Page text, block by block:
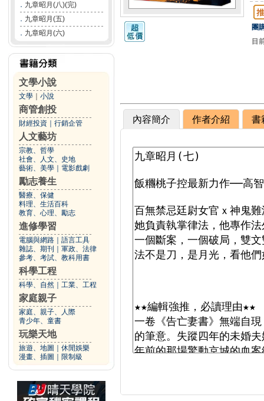
． 九章昭月(八)(完)
． 九章昭月(五)
． 九章昭月(六)
文學小說
文學 小說
商管創投
財經投資 行銷企管
人文藝坊
宗教、哲學
社會、人文、史地
藝術、美學
電影戲劇
勵志養生
醫療、保健
料理、生活百科
教育、心理、勵志
進修學習
電腦與網路
語言工具
雜誌、期刊
軍政、法律
參考、考試、教科用書
科學工程
科學、自然 工業、工程
家庭親子
家庭、親子、人際
青少年、童書
玩樂天地
旅遊、地圖
休閒娛樂
漫畫、插圖
限制級
團
目
內容簡介 作者介紹 書